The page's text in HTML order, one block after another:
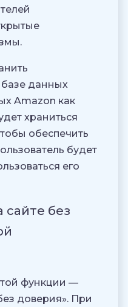
данных
Amazon как
храниться
обеспечить
будет
его
сайте без
функции —
доверия». При